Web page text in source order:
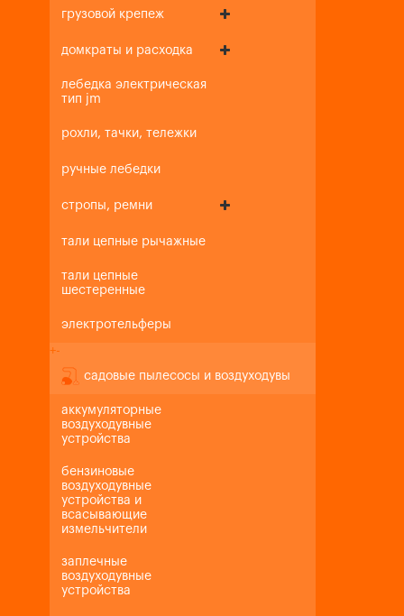
грузовой крепеж
домкраты и расходка
лебедка электрическая
тип jm
рохли, тачки, тележки
ручные лебедки
стропы, ремни
тали цепные рычажные
тали цепные
шестеренные
электротельферы
+-
садовые пылесосы и воздуходувы
аккумуляторные
воздуходувные
устройства
бензиновые
воздуходувные
устройства и
всасывающие
измельчители
заплечные
воздуходувные
устройства